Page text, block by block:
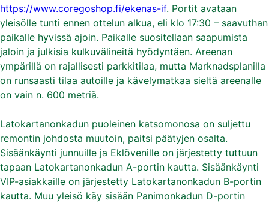
https://www.coregoshop.fi/ekenas-if. Portit avataan
yleisölle tunti ennen ottelun alkua, eli klo 17:30 – saavuthan
paikalle hyvissä ajoin. Paikalle suositellaan saapumista
jaloin ja julkisia kulkuvälineitä hyödyntäen. Areenan
ympärillä on rajallisesti parkkitilaa, mutta Marknadsplanilla
on runsaasti tilaa autoille ja kävelymatkaa sieltä areenalle
on vain n. 600 metriä.
Latokartanonkadun puoleinen katsomonosa on suljettu
remontin johdosta muutoin, paitsi päätyjen osalta.
Sisäänkäynti junnuille ja Eklövenille on järjestetty tuttuun
tapaan Latokartanonkadun A-portin kautta. Sisäänkäynti
VIP-asiakkaille on järjestetty Latokartanonkadun B-portin
kautta. Muu yleisö käy sisään Panimonkadun D-portin